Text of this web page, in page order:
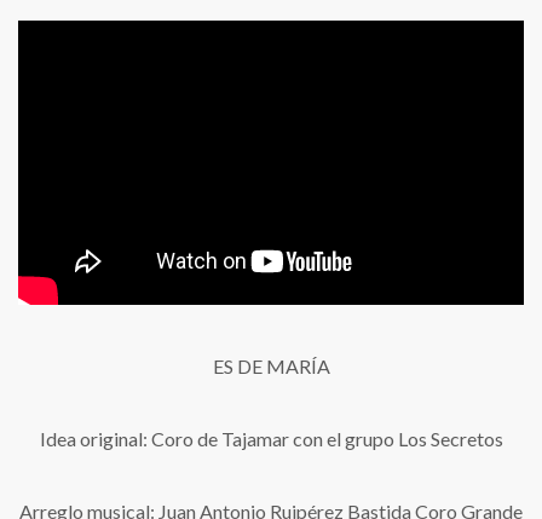
ES DE MARÍA
Idea original: Coro de Tajamar con el grupo Los Secretos
Arreglo musical: Juan Antonio Ruipérez Bastida Coro Grande